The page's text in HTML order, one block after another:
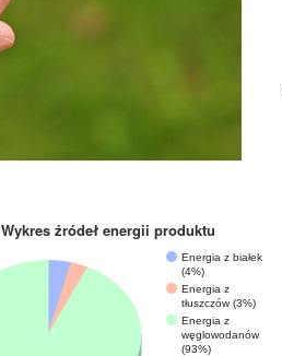
Wykres źródeł energii produktu
Energia z białek
(4%)
Energia z
tłuszczów (3%)
Energia z
węglowodanów
(93%)